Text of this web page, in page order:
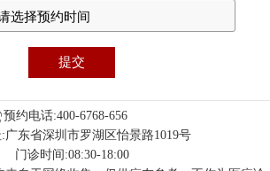
预约电话:400-6768-656
:广东省深圳市罗湖区怡景路1019号
门诊时间:08:30-18:00